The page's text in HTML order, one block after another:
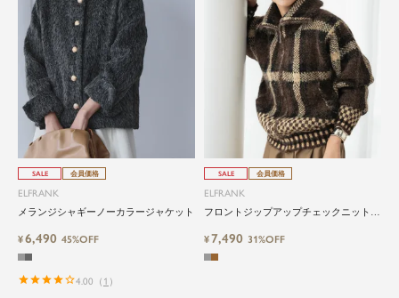
SALE 会員価格
ELFRANK
メランジシャギーノーカラージャケット
¥6,490 45%OFF
4.00 （ 1 ）
SALE 会員価格
ELFRANK
フロントジップアップチェックニットブ
¥7,490 31%OFF